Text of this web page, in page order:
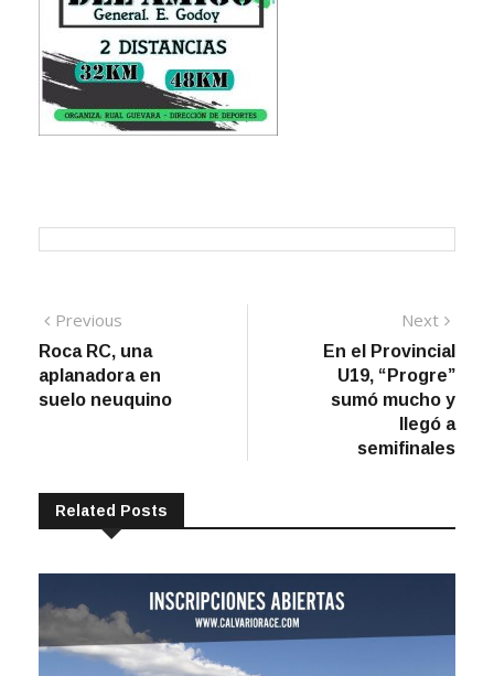
Navegación
de
entradas
Previous
post:
Roca RC, una
aplanadora en
suelo neuquino
Next
post:
En el Provincial
U19, “Progre”
sumó mucho y
llegó a
semifinales
Related Posts